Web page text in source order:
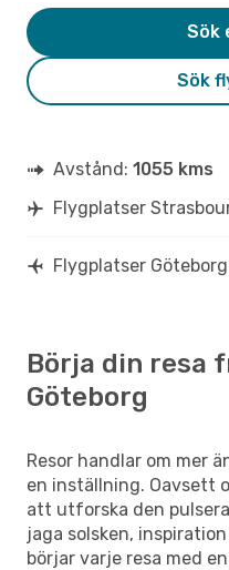
Sök
Sök
Avstånd: 1055 kms
Flygplatser
Flygplatser Göteborg
Börja din resa
Göteborg
Resor handlar om mer
en inställning. Oavsett
att utforska den
jaga solsken,
börjar varje resa med